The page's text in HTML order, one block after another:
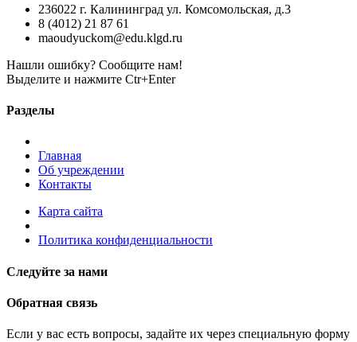
236022 г. Калининград ул. Комсомольская, д.3
8 (4012) 21 87 61
maoudyuckom@edu.klgd.ru
Нашли ошибку? Сообщите нам!
Выделите и нажмите Ctr+Enter
Разделы
Главная
Об учреждении
Контакты
Карта сайта
Политика конфиденциальности
Следуйте за нами
Обратная связь
Если у вас есть вопросы, задайте их через специальную форму